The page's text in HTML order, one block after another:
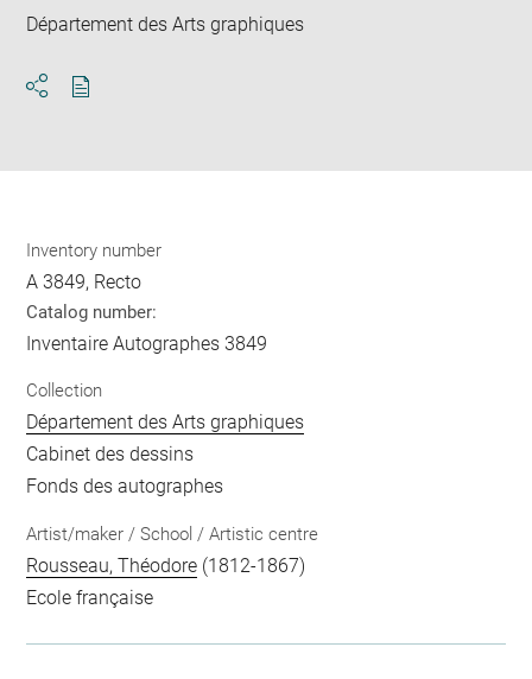
Département des Arts graphiques
Inventory number
A 3849, Recto
Catalog number:
Inventaire Autographes 3849
Collection
Département des Arts graphiques
Cabinet des dessins
Fonds des autographes
Artist/maker / School / Artistic centre
Rousseau, Théodore (1812-1867)
Ecole française